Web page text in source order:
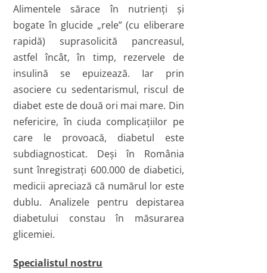
Alimentele sărace în nutrienţi şi
bogate în glucide „rele” (cu eliberare
rapidă) suprasolicită pancreasul,
astfel încât, în timp, rezervele de
insulină se epuizează. Iar prin
asociere cu sedentarismul, riscul de
diabet este de două ori mai mare. Din
nefericire, în ciuda complicaţiilor pe
care le provoacă, diabetul este
subdiagnosticat. Deşi în România
sunt înregistraţi 600.000 de diabetici,
medicii apreciază că numărul lor este
dublu. Analizele pentru depistarea
diabetului constau în măsurarea
glicemiei.
Specialistul nostru